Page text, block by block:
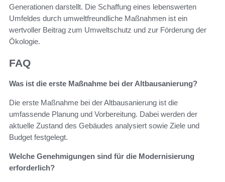
Generationen darstellt. Die Schaffung eines lebenswerten
Umfeldes durch umweltfreundliche Maßnahmen ist ein
wertvoller Beitrag zum Umweltschutz und zur Förderung der
Ökologie.
FAQ
Was ist die erste Maßnahme bei der Altbausanierung?
Die erste Maßnahme bei der Altbausanierung ist die
umfassende Planung und Vorbereitung. Dabei werden der
aktuelle Zustand des Gebäudes analysiert sowie Ziele und
Budget festgelegt.
Welche Genehmigungen sind für die Modernisierung
erforderlich?